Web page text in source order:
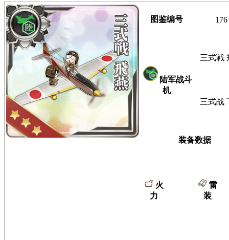
图鉴编号 176
陆军战斗
机
三式戦
三式战
装备数据
火
力
雷
装